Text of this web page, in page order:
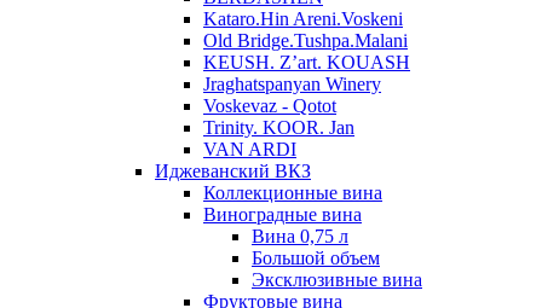
Kataro.Hin Areni.Voskeni
Old Bridge.Tushpa.Malani
KEUSH. Z’art. KOUASH
Jraghatspanyan Winery
Voskevaz - Qotot
Trinity. KOOR. Jan
VAN ARDI
Иджеванский ВКЗ
Коллекционные вина
Виноградные вина
Вина 0,75 л
Большой объем
Эксклюзивные вина
Фруктовые вина